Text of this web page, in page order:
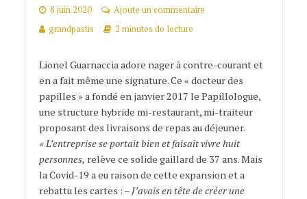
8 juin 2020
Ajoute un commentaire
grandpastis
2 minutes de lecture
Lionel Guarnaccia adore nager à contre-courant et
en a fait même une signature. Ce « docteur des
papilles » a fondé en janvier 2017 le Papillologue,
une structure hybride mi-restaurant, mi-traiteur
proposant des livraisons de repas au déjeuner.
« L’entreprise se portait bien et faisait vivre huit
personnes, relève ce solide gaillard de 37 ans. Mais
la Covid-19 a eu raison de cette expansion et a
rebattu les cartes : – J’avais en tête de créer une